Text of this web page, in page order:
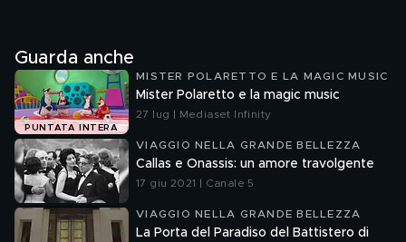
Guarda anche
PUNTATA INTERA
MISTER POLARETTO E LA MAGIC MUSIC
Mister Polaretto e la magic music
27 lug | Mediaset Infinity
VIAGGIO NELLA GRANDE BELLEZZA
Callas e Onassis: un amore travolgente
17 giu 2021 | Canale 5
VIAGGIO NELLA GRANDE BELLEZZA
La Porta del Paradiso del Battistero di